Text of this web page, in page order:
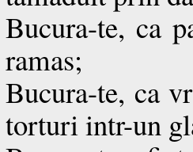
Bucura-te, ca
ramas;
Bucura-te, ca
torturi intr-un